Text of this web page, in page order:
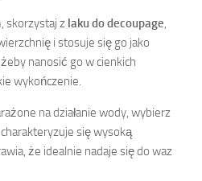
skorzystaj z laku do decoupage
i stosuje się go jako
nanosić go w cienkich
wykończenie.
na działanie wody, wybierz
charakteryzuje się wysoką
że idealnie nadaje się do waz